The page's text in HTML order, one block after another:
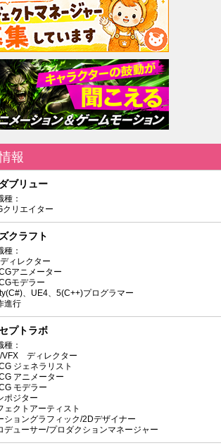
報
ブリュー
種：
クリエイター
クラフト
種：
ィレクター
アニメーター
モデラー
、UE4、5(C++)プログラマー
進行
プトラボ
種：
ディレクター
ジェネラリスト
アニメーター
モデラー
ジター
クトアーティスト
ョングラフィック/2Dデザイナー
ューサー/プロダクションマネージャー